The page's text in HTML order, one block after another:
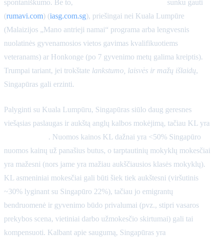
spontaniškumo. Be to,
sunku gauti
(rumavi.com) (iasg.com.sg), priešingai nei Kuala Lumpūre
(Malaizijos „Mano antrieji namai“ programa arba lengvesnis
nuolatinės gyvenamosios vietos gavimas kvalifikuotiems
veteranams) ar Honkonge (po 7 gyvenimo metų galima kreiptis).
Trumpai tariant, jei trokštate lankstumo, laisvės ir mažų išlaidų,
Singapūras gali erzinti.
Palyginti su Kuala Lumpūru, Singapūras siūlo daug geresnes
viešąsias paslaugas ir aukštą anglų kalbos mokėjimą, tačiau KL yra
. Nuomos kainos KL dažnai yra <50% Singapūro
nuomos kainų už panašius butus, o tarptautinių mokyklų mokesčiai
yra mažesni (nors jame yra mažiau aukščiausios klasės mokyklų).
KL asmeniniai mokesčiai gali būti šiek tiek aukštesni (viršutinis
~30% lyginant su Singapūro 22%), tačiau jo emigrantų
bendruomenė ir gyvenimo būdo privalumai (pvz., stipri vasaros
prekybos scena, vietiniai darbo užmokesčio skirtumai) gali tai
kompensuoti. Kalbant apie saugumą, Singapūras yra